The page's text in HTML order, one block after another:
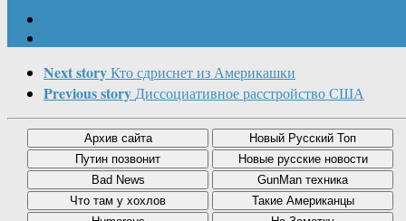
Next storyКто сдриснет из Америкашки
Previous storyДиссоциативное расстройство США